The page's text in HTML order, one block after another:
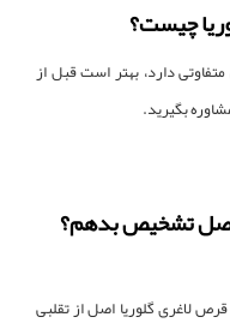
چیست؟
دارد، بهتر است قبل از
بگیرید.
اصل تشخیص بدهم؟
لاغری گلوریا اصل از تقلبی